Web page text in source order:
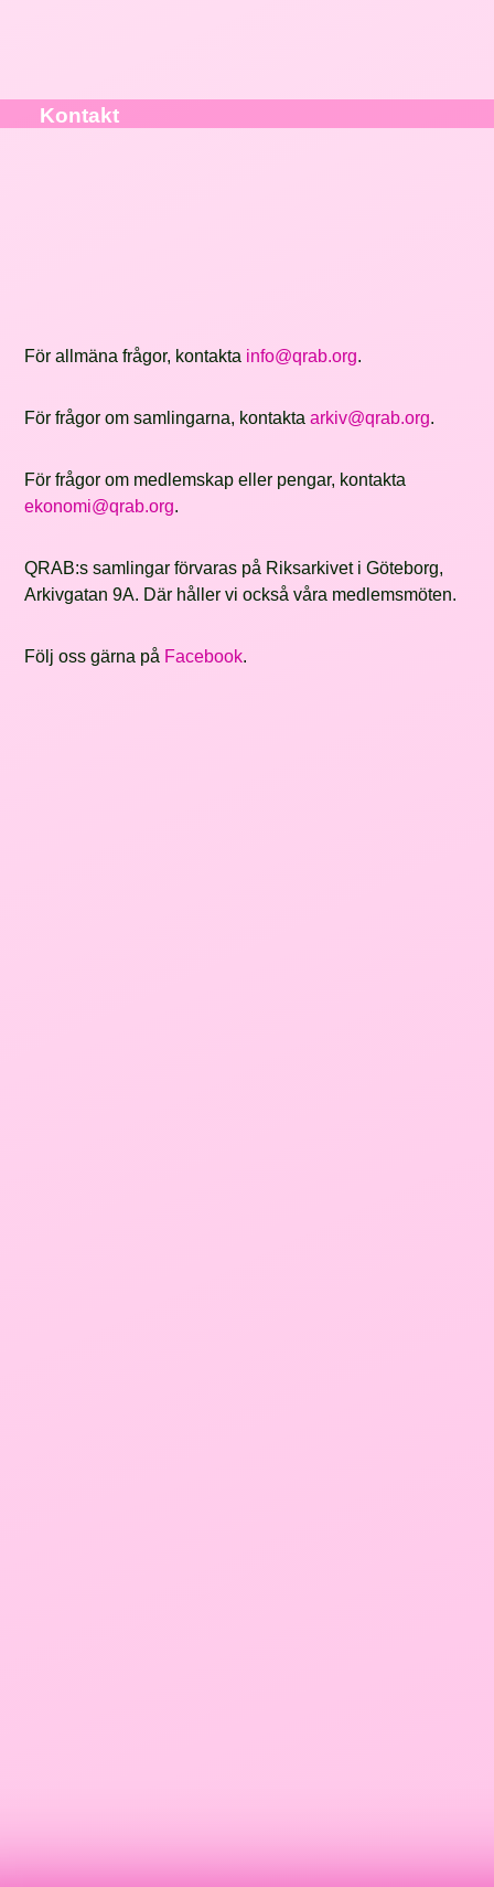
Kontakt
För allmäna frågor, kontakta info@qrab.org.
För frågor om samlingarna, kontaktaarkiv@qrab.org.
För frågor om medlemskap eller pengar, kontakta
ekonomi@qrab.org.
QRAB:s samlingar förvaras på Riksarkivet i Göteborg,
Arkivgatan 9A. Där håller vi också våra medlemsmöten.
Följ oss gärna på Facebook.